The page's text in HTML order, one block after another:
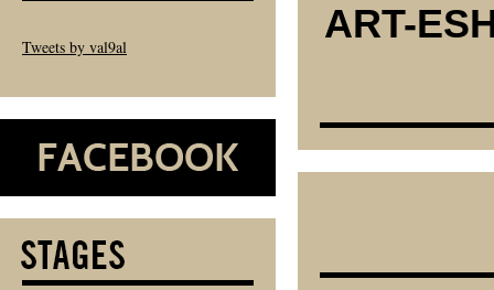
ART-
Tweets by val9al